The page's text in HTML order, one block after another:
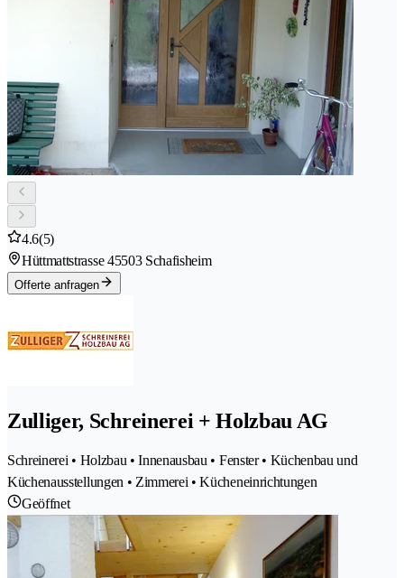
4.6(5)
Hüttmattstrasse 45503 Schafisheim
Offerte anfragen
Zulliger, Schreinerei + Holzbau AG
Schreinerei • Holzbau • Innenausbau • Fenster • Küchenbau und
Küchenausstellungen • Zimmerei • Kücheneinrichtungen
Geöffnet